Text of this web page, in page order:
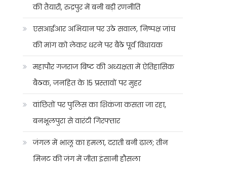
की तैयारी, रुद्रपुर में बनी बड़ी रणनीति
एसआईआर अभियान पर उठे सवाल, निष्पक्ष जांच
की मांग को लेकर धरने पर बैठे पूर्व विधायक
महापौर गजराज बिष्ट की अध्यक्षता में ऐतिहासिक
बैठक, जनहित के 15 प्रस्तावों पर मुहर
वांछितों पर पुलिस का शिकंजा कसता जा रहा,
बनभूलपुरा से वारंटी गिरफ्तार
जंगल में भालू का हमला, दराती बनी ढाल; तीन
मिनट की जंग में जीता इंसानी हौसला